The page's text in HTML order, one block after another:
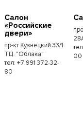
Салон
«Российские
двери»
пр-кт Кузнецкий 33/1
ТЦ. "Облака"
тел: +7 991 372-32-
80
00